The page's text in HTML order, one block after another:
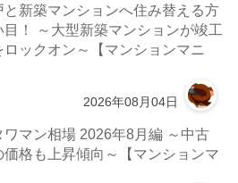
と新築マンションへ住み替える方
！ ～大型新築マンションが竣工
ックオン～【マンションマニ
2026年08月04日
ワマン相場 2026年8月編 ～中古
価格も上昇傾向～【マンションマ